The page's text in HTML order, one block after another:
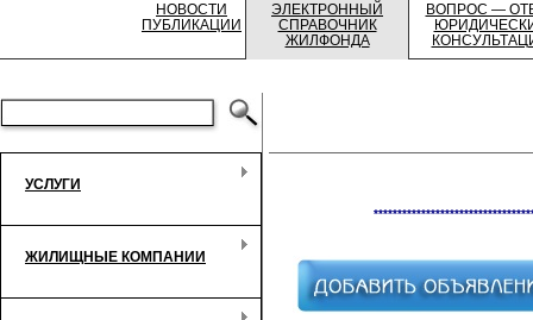
НОВОСТИ
ПУБЛИКАЦИИ
ЭЛЕКТРОННЫЙ
СПРАВОЧНИК
ЖИЛФОНДА
ВОПРОС —
УСЛУГИ
ЖИЛИЩНЫЕ КОМПАНИИ